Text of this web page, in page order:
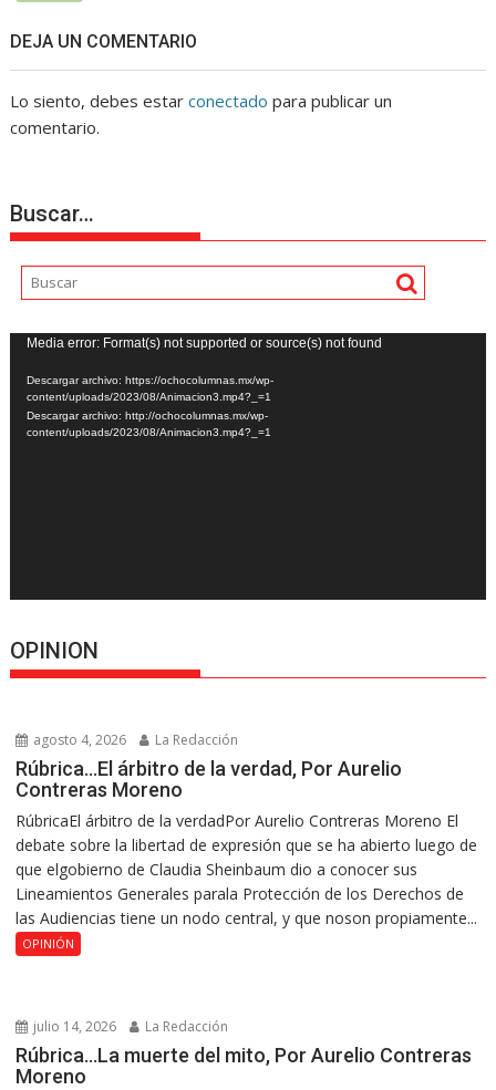
DEJA UN COMENTARIO
Lo siento, debes estarconectado para publicar un
comentario.
Buscar…
Reproductor
de
vídeo
Media error: Format(s) not supported or source(s) not found
Descargar archivo: https://ochocolumnas.mx/wp-
content/uploads/2023/08/Animacion3.mp4?_=1
Descargar archivo: http://ochocolumnas.mx/wp-
content/uploads/2023/08/Animacion3.mp4?_=1
OPINION
agosto 4, 2026 La Redacción
Rúbrica…El árbitro de la verdad, Por Aurelio
Contreras Moreno
RúbricaEl árbitro de la verdadPor Aurelio Contreras Moreno El
debate sobre la libertad de expresión que se ha abierto luego de
que elgobierno de Claudia Sheinbaum dio a conocer sus
Lineamientos Generales parala Protección de los Derechos de
las Audiencias tiene un nodo central, y que noson propiamente...
OPINIÓN
julio 14, 2026 La Redacción
Rúbrica…La muerte del mito, Por Aurelio Contreras
Moreno